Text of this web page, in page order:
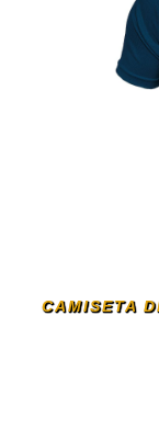
CAMISETA